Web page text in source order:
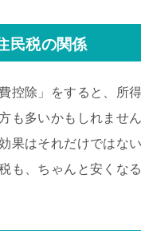
民税の関係
控除」をすると、所
も多いかもしれません
果はそれだけではない
も、ちゃんと安くなる